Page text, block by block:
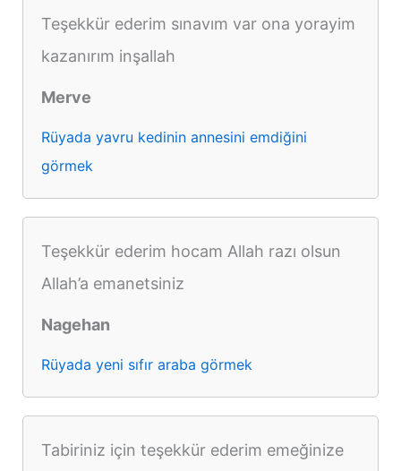
Teşekkür ederim sınavım var ona yorayim
kazanırım inşallah
Merve
Rüyada yavru kedinin annesini emdiğini
görmek
Teşekkür ederim hocam Allah razı olsun
Allah’a emanetsiniz
Nagehan
Rüyada yeni sıfır araba görmek
Tabiriniz için teşekkür ederim emeğinize